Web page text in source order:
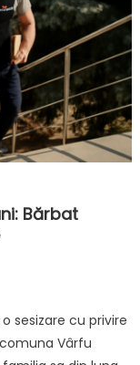
Bărbat
sesizare cu privire
Vârfu